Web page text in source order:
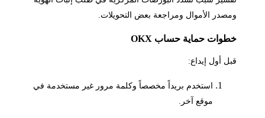
ومصدر الأموال ومراجعة بعض التحويلات.
خطوات حماية حساب OKX
قبل أول إيداع:
استخدم بريداً مخصصاً وكلمة مرور غير مستخدمة في
موقع آخر.